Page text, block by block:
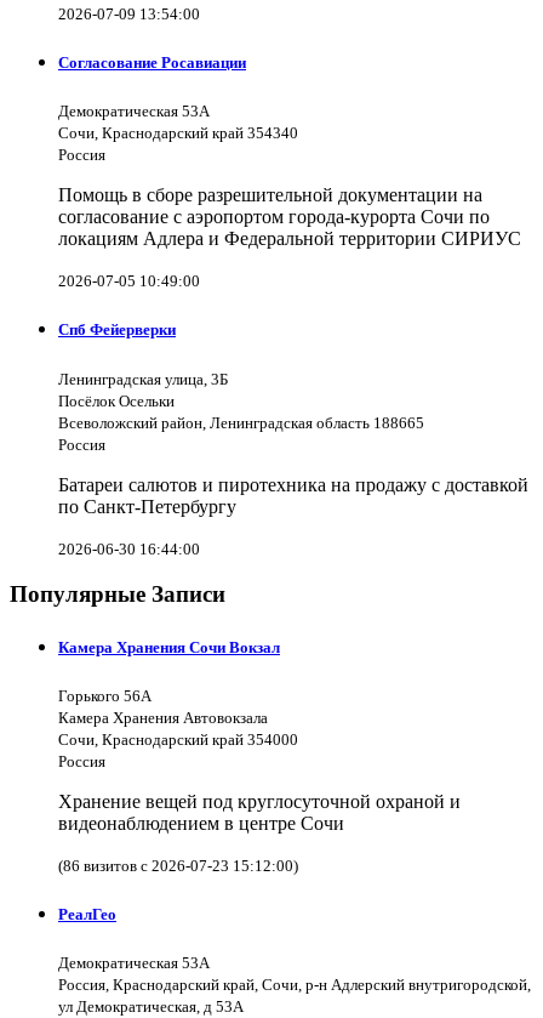
2026-07-09 13:54:00
Согласование Росавиации
Демократическая 53А
Сочи, Краснодарский край 354340
Россия
Помощь в сборе разрешительной документации на
согласование с аэропортом города-курорта Сочи по
локациям Адлера и Федеральной территории СИРИУС
2026-07-05 10:49:00
Спб Фейерверки
Ленинградская улица, 3Б
Посёлок Осельки
Всеволожский район, Ленинградская область 188665
Россия
Батареи салютов и пиротехника на продажу с доставкой
по Санкт-Петербургу
2026-06-30 16:44:00
Популярные Записи
Камера Хранения Сочи Вокзал
Горького 56А
Камера Хранения Автовокзала
Сочи, Краснодарский край 354000
Россия
Хранение вещей под круглосуточной охраной и
видеонаблюдением в центре Сочи
(86 визитов с 2026-07-23 15:12:00)
РеалГео
Демократическая 53А
Россия, Краснодарский край, Сочи, р-н Адлерский внутригородской,
ул Демократическая, д 53А